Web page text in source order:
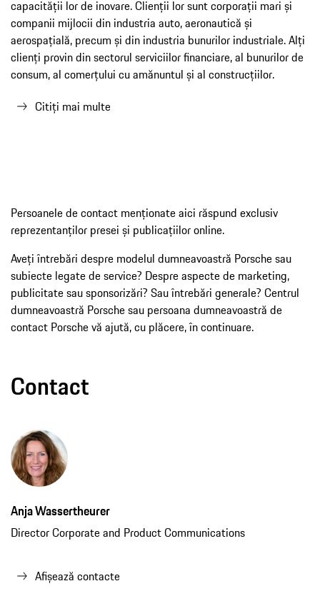
capacității lor de inovare. Clienții lor sunt corporații mari și
companii mijlocii din industria auto, aeronautică și
aerospațială, precum și din industria bunurilor industriale. Alți
clienți provin din sectorul serviciilor financiare, al bunurilor de
consum, al comerțului cu amănuntul și al construcțiilor.
Citiți mai multe
Persoanele de contact menționate aici răspund exclusiv
reprezentanților presei și publicațiilor online.
Aveți întrebări despre modelul dumneavoastră Porsche sau
subiecte legate de service? Despre aspecte de marketing,
publicitate sau sponsorizări? Sau întrebări generale? Centrul
dumneavoastră Porsche sau persoana dumneavoastră de
contact Porsche vă ajută, cu plăcere, în continuare.
Contact
Anja Wassertheurer
Director Corporate and Product Communications
Afișează contacte